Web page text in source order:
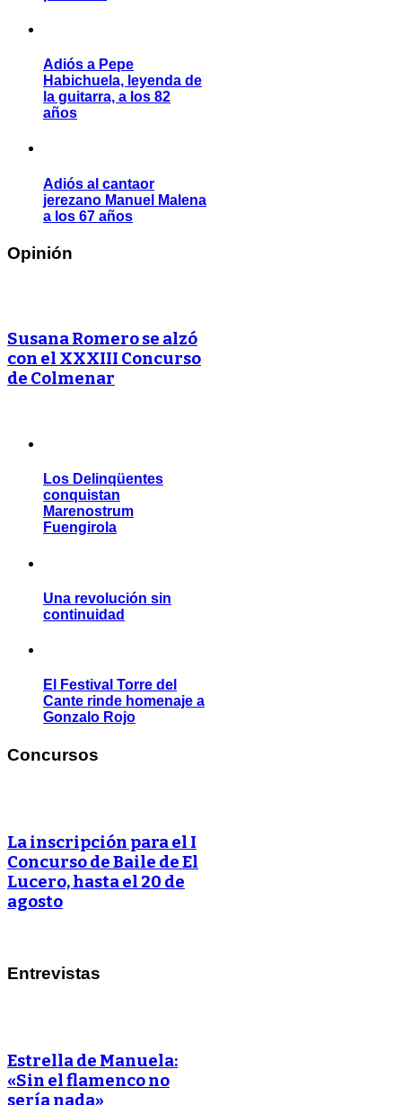
Adiós a Pepe
Habichuela, leyenda de
la guitarra, a los 82
años
Adiós al cantaor
jerezano Manuel Malena
a los 67 años
Opinión
Susana Romero se alzó
con el XXXIII Concurso
de Colmenar
Los Delinqüentes
conquistan
Marenostrum
Fuengirola
Una revolución sin
continuidad
El Festival Torre del
Cante rinde homenaje a
Gonzalo Rojo
Concursos
La inscripción para el I
Concurso de Baile de El
Lucero, hasta el 20 de
agosto
Entrevistas
Estrella de Manuela:
«Sin el flamenco no
sería nada»